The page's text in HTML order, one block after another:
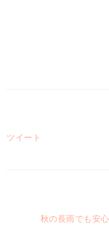
ツイート
秋の長雨でも安